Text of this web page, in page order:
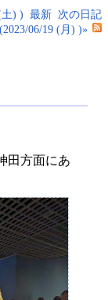
) ) 最新 次の日記
(2023/06/19 (月) )»
田方面にあ